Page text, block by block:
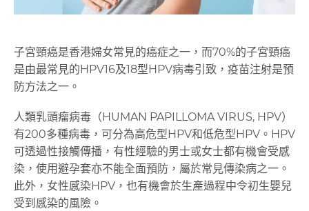
子宮頸癌是香港婦女常見的癌症之一，而70%的子宮頸癌
是由最常見的HPV16及18型HPV病毒引致，疫苗注射是預
防方法之一。
人類乳頭瘤病毒（HUMAN PAPILLOMA VIRUS, HPV）
有200多種病毒，可分為高危型HPV和低危型HPV。HPV
可透過性接觸傳播，有性經驗的男士或女士都有機會受感
染，使用避孕套亦不能全面預防，屬於常見傳染病之一。
此外，女性感染HPV，也有機會於生產過程中令初生嬰兒
受到感染的風險。